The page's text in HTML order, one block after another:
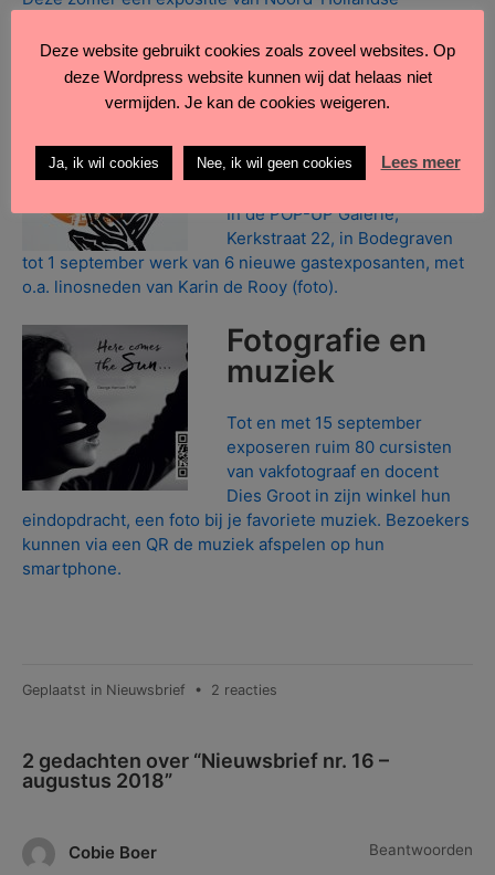
Kemper. Schilderijen en bronzen van Henk de Geus.
Exposanten
Marryzglaz
In de POP-UP Galerie,
Kerkstraat 22, in Bodegraven
tot 1 september werk van 6 nieuwe gastexposanten, met
o.a. linosneden van Karin de Rooy (foto).
Fotografie en
muziek
Tot en met 15 september
exposeren ruim 80 cursisten
van vakfotograaf en docent
Dies Groot in zijn winkel hun
eindopdracht, een foto bij je favoriete muziek. Bezoekers
kunnen via een QR de muziek afspelen op hun
smartphone.
Geplaatst in Nieuwsbrief • 2 reacties
16
2 gedachten over “Nieuwsbrief nr. 16 –
augustus 2018”
Cobie Boer Beantwoorden
Deze website gebruikt cookies zoals zoveel websites. Op
deze Wordpress website kunnen wij dat helaas niet
vermijden. Je kan de cookies weigeren.
Ja, ik wil cookies Nee, ik wil geen cookies Lees meer